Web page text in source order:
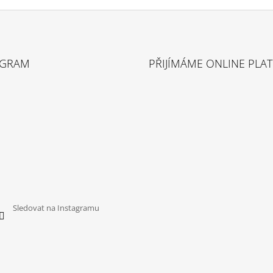
Sledovat na Instagramu
PŘIJÍMÁME ONLINE